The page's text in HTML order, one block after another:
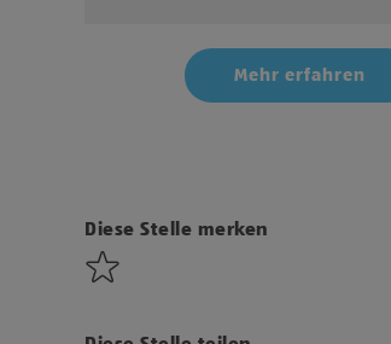
Mehr erfahren
diesen Inhalt anzuzeigen.
Diese Stelle merken